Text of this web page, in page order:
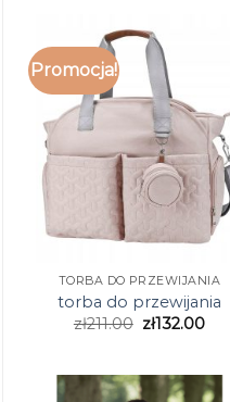
Promocja!
TORBA DO PRZEWIJANIA
torba do przewijania
zł211.00 zł132.00